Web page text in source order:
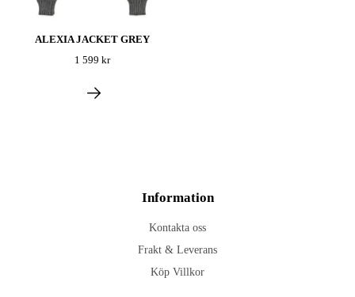
ALEXIA JACKET GREY
1 599 kr
Information
Kontakta oss
Frakt & Leverans
Köp Villkor